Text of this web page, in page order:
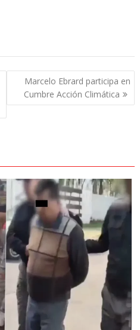
Marcelo Ebrard participa en
Cumbre Acción Climática